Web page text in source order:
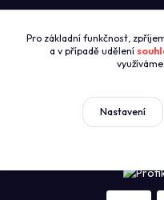
+420774421626
(Po-Pá 8:00-16:00)
sales@profikuchyn.cz
Pro základní funkčnost,
a v případě udělení
Nastavení